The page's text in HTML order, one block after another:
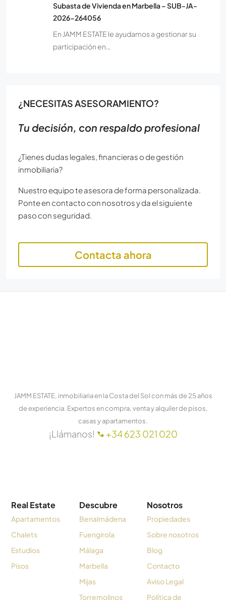
Subasta de Vivienda en Marbella – SUB-JA-
2026-264056
En JAMM ESTATE le ayudamos a gestionar su
participación en…
¿NECESITAS ASESORAMIENTO?
Tu decisión, con respaldo profesional
¿Tienes dudas legales, financieras o de gestión
inmobiliaria?
Nuestro equipo te asesora de forma personalizada.
Ponte en contacto con nosotros y da el siguiente
paso con seguridad.
Contacta ahora
JAMM ESTATE, inmobiliaria en la Costa del Sol con más de 25 años
de experiencia. Expertos en compra, venta y alquiler de pisos,
casas y apartamentos.
¡Llámanos! +34 623 021 020
Real Estate
Apartamentos
Chalets
Estudios
Pisos
Descubre
Benalmádena
Fuengirola
Málaga
Marbella
Mijas
Torremolinos
Nosotros
Propiedades
Sobre nosotros
Blog
Contacto
Aviso Legal
Política de